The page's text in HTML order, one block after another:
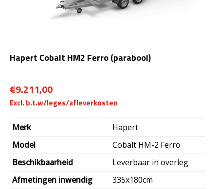
Hapert Cobalt HM2 Ferro (parabool)
€9.211,00
Merk
Hapert
Model
Cobalt HM-2 Ferro
Beschikbaarheid
Leverbaar in overleg
Afmetingen inwendig
335x180cm